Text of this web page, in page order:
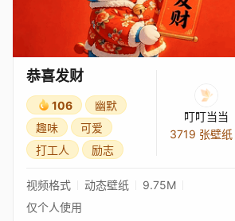
恭喜发财
106
幽默
趣味
可爱
打工人
励志
叮叮当当
3719 张壁纸
视频格式 动态壁纸
9.75M
仅个人使用